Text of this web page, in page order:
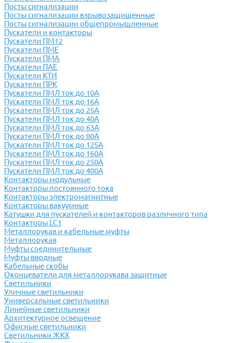
Посты сигнализации
Посты сигнализации взрывозащищенные
Посты сигнализации общепромышленные
Пускатели и контакторы
Пускатели ПМ12
Пускатели ПМЕ
Пускатели ПМА
Пускатели ПАЕ
Пускатели КТИ
Пускатели ПРК
Пускатели ПМЛ ток до 10А
Пускатели ПМЛ ток до 16А
Пускатели ПМЛ ток до 25А
Пускатели ПМЛ ток до 40А
Пускатели ПМЛ ток до 63А
Пускатели ПМЛ ток до 80А
Пускатели ПМЛ ток до 125А
Пускатели ПМЛ ток до 160А
Пускатели ПМЛ ток до 250А
Пускатели ПМЛ ток до 400А
Контакторы модульные
Контакторы постоянного тока
Контакторы электромагнитные
Контакторы вакуумные
Катушки для пускателей и контакторов различного типа
Контакторы LC1
Металлорукав и кабельные муфты
Металлорукав
Муфты соединительные
Муфты вводные
Кабельные скобы
Оконцеватели для металлорукава защитные
Светильники
Уличные светильники
Универсальные светильники
Линейные светильники
Архитектурное освещение
Офисные светильники
Светильники ЖКХ